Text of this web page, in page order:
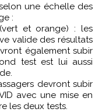
une échelle des
:
et orange) : les
valide des résultats
également subir
test est lui aussi
devront subir
avec une mise en
les deux tests.